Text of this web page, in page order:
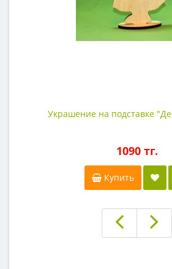
Украшение на подставке
1090 тг.
Купить